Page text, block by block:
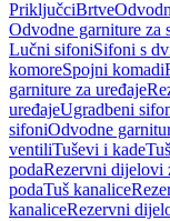
PriključciBrtve
Odvodne garniture za
Lučni sifoniSifoni s
komoreSpojni komadi
garniture za uređaje
uređajeUgradbeni
sifoniOdvodne
ventiliTuševi i kade
podaRezervni dijelovi
podaTuš kanalice
kanaliceRezervni